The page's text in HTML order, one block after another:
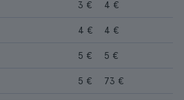
3 € 4 €
4 € 4 €
5 € 5 €
5 € 73 €